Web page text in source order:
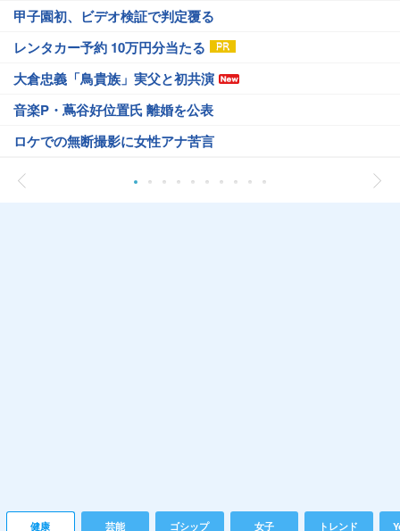
甲子園初、ビデオ検証で判定覆る
レンタカー予約 10万円分当たる
大倉忠義「鳥貴族」実父と初共演
音楽P・蔦谷好位置氏 離婚を公表
ロケでの無断撮影に女性アナ苦言
健康 芸能 ゴシップ 女子 トレンド